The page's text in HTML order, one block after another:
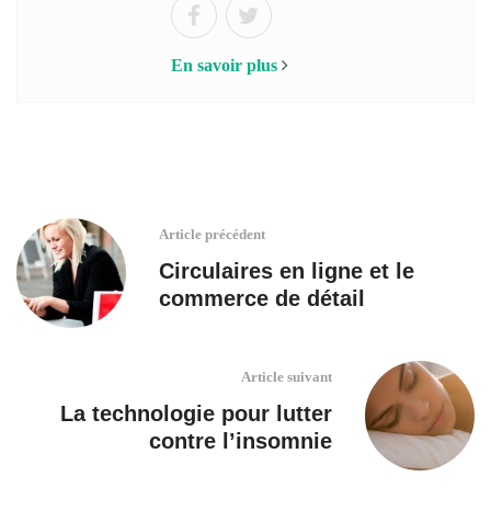
En savoir plus
Article précédent
Circulaires en ligne et le
commerce de détail
Article suivant
La technologie pour lutter
contre l’insomnie